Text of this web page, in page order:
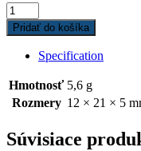
Ložisko
6801
LLB
Enduro
12x21x5
quantity
Pridať do košíka
Specification
Hmotnosť 5,6 g
Rozmery 12 × 21 × 5
Súvisiace